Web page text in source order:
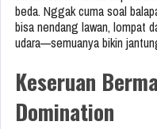
beda. Nggak cuma soal
bisa nendang lawan, lompat
udara—semuanya bikin
Keseruan
Domination